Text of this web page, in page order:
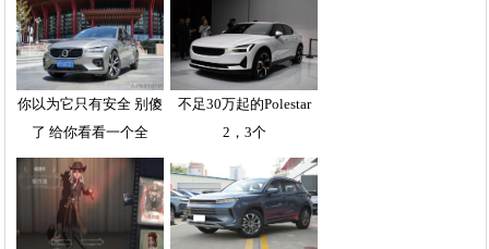
你以为它只有安全 别傻
了 给你看看一个全
不足30万起的Polestar
2，3个